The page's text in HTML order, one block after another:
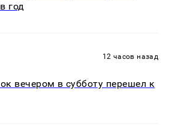
год
12 часов назад
вечером в субботу перешел к